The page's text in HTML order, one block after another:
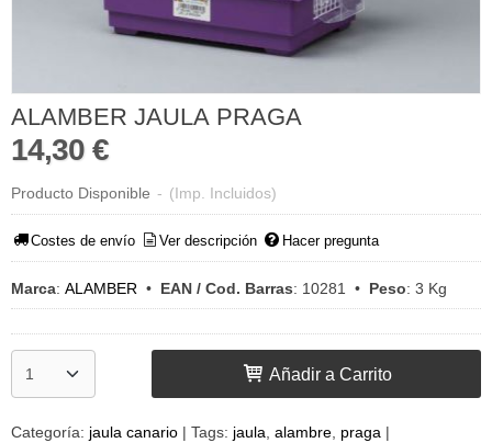
ALAMBER JAULA PRAGA
14,30 €
Producto Disponible - (Imp. Incluidos)
Costes de envío Ver descripción Hacer pregunta
Marca: ALAMBER • EAN / Cod. Barras: 10281 • Peso: 3 Kg
Añadir a Carrito
Categoría: jaula canario | Tags: jaula alambre praga |